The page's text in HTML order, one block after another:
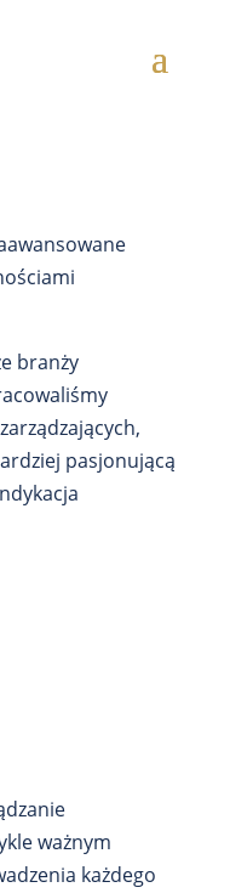
branży
pasjonującą
ważnym
każdego